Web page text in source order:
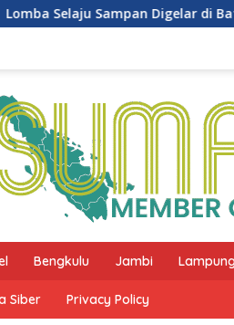
Selaju Sampan Digelar di Batang
Bengkulu Jambi Lampung
Siber Privacy Policy